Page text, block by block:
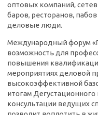
оптовых компаний,
баров, ресторанов,
деловые люди.
Международный форум
возможность для
повышения
мероприятиях деловой
высокоэффективной
итогам
консультации ведущих